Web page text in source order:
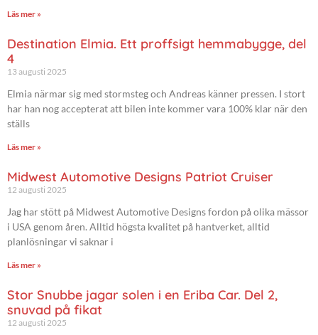
Läs mer »
Destination Elmia. Ett proffsigt hemmabygge, del
4
13 augusti 2025
Elmia närmar sig med stormsteg och Andreas känner pressen. I stort
har han nog accepterat att bilen inte kommer vara 100% klar när den
ställs
Läs mer »
Midwest Automotive Designs Patriot Cruiser
12 augusti 2025
Jag har stött på Midwest Automotive Designs fordon på olika mässor
i USA genom åren. Alltid högsta kvalitet på hantverket, alltid
planlösningar vi saknar i
Läs mer »
Stor Snubbe jagar solen i en Eriba Car. Del 2,
snuvad på fikat
12 augusti 2025